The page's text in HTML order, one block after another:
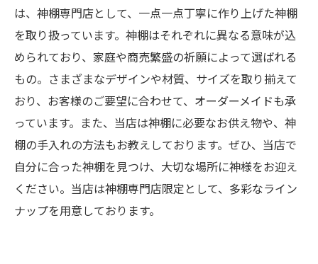
は、神棚専門店として、一点一点丁寧に作り上げた神棚
を取り扱っています。神棚はそれぞれに異なる意味が込
められており、家庭や商売繁盛の祈願によって選ばれる
もの。さまざまなデザインや材質、サイズを取り揃えて
おり、お客様のご要望に合わせて、オーダーメイドも承
っています。また、当店は神棚に必要なお供え物や、神
棚の手入れの方法もお教えしております。ぜひ、当店で
自分に合った神棚を見つけ、大切な場所に神様をお迎え
ください。当店は神棚専門店限定として、多彩なライン
ナップを用意しております。